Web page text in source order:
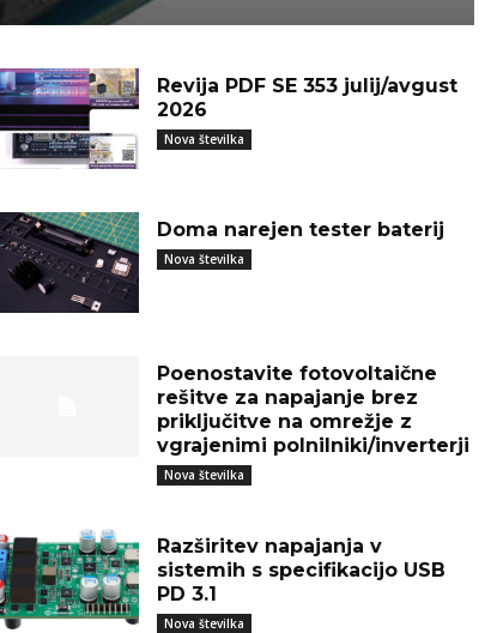
Revija PDF SE 353 julij/avgust
2026
Nova številka
Doma narejen tester baterij
Nova številka
Poenostavite fotovoltaične
rešitve za napajanje brez
priključitve na omrežje z
vgrajenimi polnilniki/inverterji
Nova številka
Razširitev napajanja v
sistemih s specifikacijo USB
PD 3.1
Nova številka